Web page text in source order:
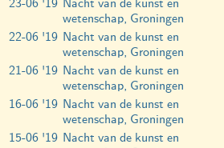
23-06 '19 Nacht van de kunst en
wetenschap, Groningen
22-06 '19 Nacht van de kunst en
wetenschap, Groningen
21-06 '19 Nacht van de kunst en
wetenschap, Groningen
16-06 '19 Nacht van de kunst en
wetenschap, Groningen
15-06 '19 Nacht van de kunst en